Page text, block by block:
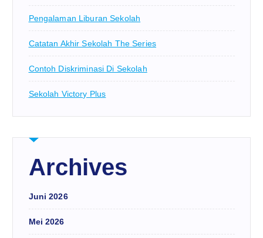
Pengalaman Liburan Sekolah
Catatan Akhir Sekolah The Series
Contoh Diskriminasi Di Sekolah
Sekolah Victory Plus
Archives
Juni 2026
Mei 2026